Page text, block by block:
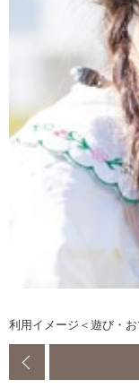
利用イメージ＜遊び・お